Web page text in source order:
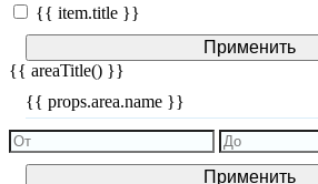
{{ item.title }}
Применить
{{ areaTitle() }}
{{ props.area.name }}
Применить